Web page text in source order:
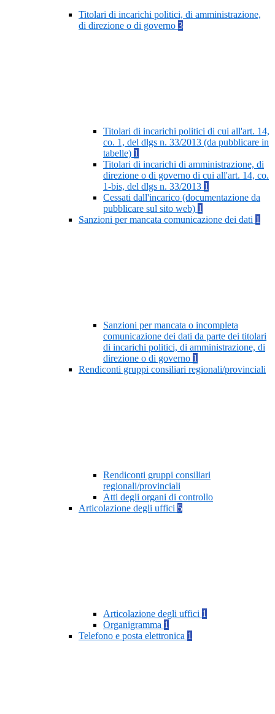
Titolari di incarichi politici, di amministrazione,
di direzione o di governo 3
Titolari di incarichi politici di cui all'art. 14,
co. 1, del dlgs n. 33/2013 (da pubblicare in
tabelle) 1
Titolari di incarichi di amministrazione, di
direzione o di governo di cui all'art. 14, co.
1-bis, del dlgs n. 33/2013 1
Cessati dall'incarico (documentazione da
pubblicare sul sito web) 1
Sanzioni per mancata comunicazione dei dati 1
Sanzioni per mancata o incompleta
comunicazione dei dati da parte dei titolari
di incarichi politici, di amministrazione, di
direzione o di governo 1
Rendiconti gruppi consiliari regionali/provinciali
Rendiconti gruppi consiliari
regionali/provinciali
Atti degli organi di controllo
Articolazione degli uffici 5
Articolazione degli uffici 1
Organigramma 1
Telefono e posta elettronica 1